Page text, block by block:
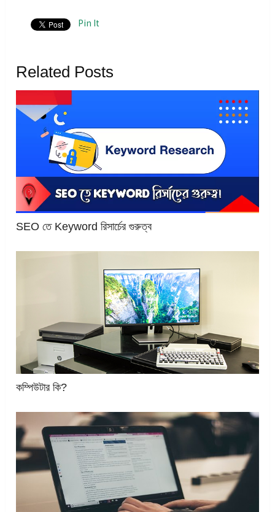
Pin It
Related Posts
SEO তে Keyword রিসার্চের গুরুত্ব
কম্পিউটার কি?